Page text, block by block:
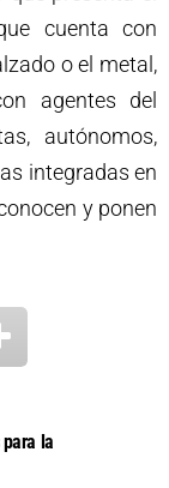
cuenta con
o el metal,
agentes del
autónomos,
integradas en
y ponen
la